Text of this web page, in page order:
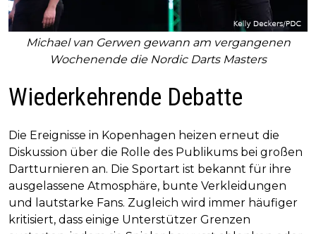
Michael van Gerwen gewann am vergangenen
Wochenende die Nordic Darts Masters
Wiederkehrende Debatte
Die Ereignisse in Kopenhagen heizen erneut die
Diskussion über die Rolle des Publikums bei großen
Dartturnieren an. Die Sportart ist bekannt für ihre
ausgelassene Atmosphäre, bunte Verkleidungen
und lautstarke Fans. Zugleich wird immer häufiger
kritisiert, dass einige Unterstützer Grenzen